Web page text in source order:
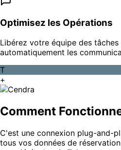
Optimisez les Opérations
Libérez votre équipe des
automatiquement les
T
+
Comment
C'est une connexion plug-and-
tous vos données de